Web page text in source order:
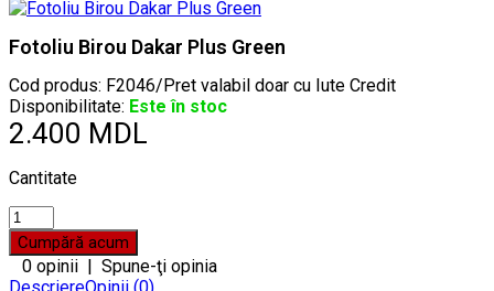
Fotoliu Birou Dakar Plus Green
Cod produs: F2046/Pret valabil doar cu Iute Credit
Disponibilitate: Este în stoc
2.400 MDL
Cantitate
0 opinii | Spune-ţi opinia